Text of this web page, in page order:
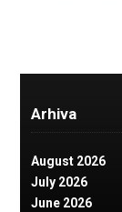
Arhiva
August 2026
July 2026
June 2026